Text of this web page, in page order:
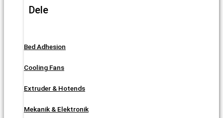
Dele
Bed Adhesion
Cooling Fans
Extruder & Hotends
Mekanik & Elektronik